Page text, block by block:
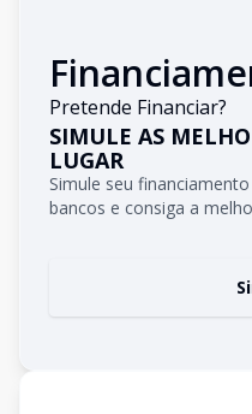
Pretende Financiar?
SIMULE AS
LUGAR
Simule seu
bancos e consiga a